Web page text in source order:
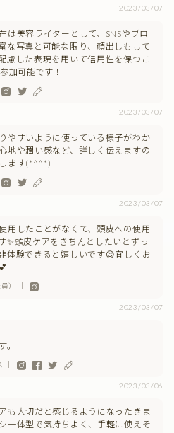
2023/03/07
は美容ライターとして、SNSやブロ
な写真と可能な限り、顔出しもして
慮した表現を用いて信用性を保つこ
加可能です！
2023/03/07
やすいように使っている様子がわか
地や潤い感など、詳しく伝えますの
ます(*^^*)
2023/03/07
用したことがなくて、頭皮への使用
✨頭皮ケアをきちんとしたいとずっ
体験できると嬉しいです😊宜しくお
） ｜
2023/03/07
。
｜
2023/03/06
も大切だと感じるようになったきま
一体型で気持ちよく、手軽に使えそ